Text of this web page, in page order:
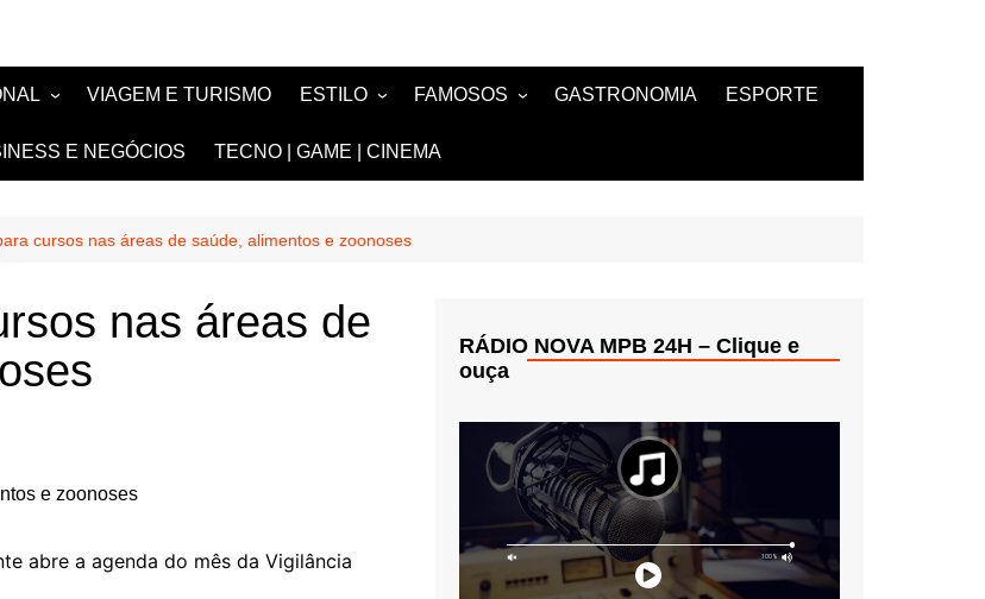
VIAGEM E TURISMO ESTILO
MODA E BELEZA
NOIVAS e DEBUTANTES
FAMOSOS
TV
GASTRONOMIA ESPORTE
E NEGÓCIOS TECNO | GAME | CINEMA
cursos nas áreas de saúde, alimentos e zoonoses
nas áreas de
abre a agenda do mês da Vigilância
RÁDIO NOVA MPB 24H – Clique e
ouça